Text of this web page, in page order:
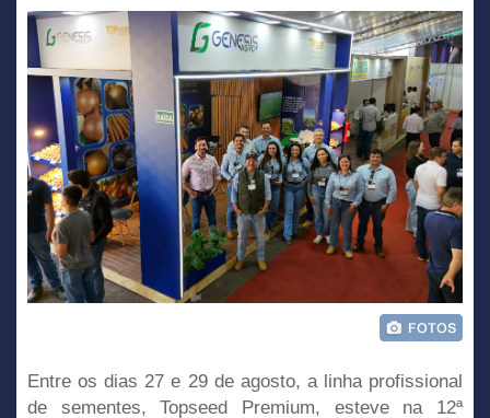
Entre os dias 27 e 29 de agosto, a linha profissional
de sementes, Topseed Premium, esteve na 12ª